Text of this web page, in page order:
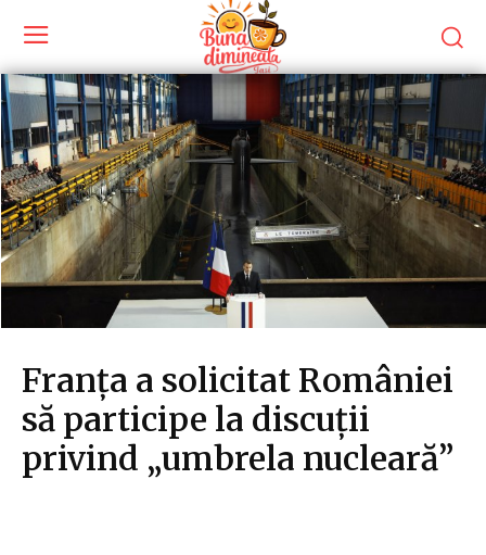
Franța a solicitat României
să participe la discuții
privind „umbrela nucleară”